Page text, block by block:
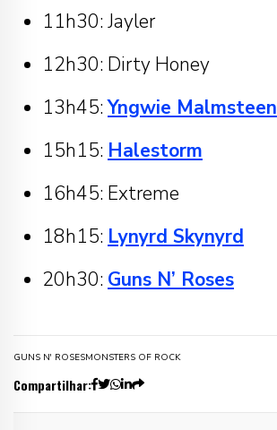
11h30: Jayler
12h30: Dirty Honey
13h45:Yngwie Malmsteen
15h15: Halestorm
16h45: Extreme
18h15: Lynyrd Skynyrd
20h30: Guns N’ Roses
GUNS N' ROSESMONSTERS OF ROCK
Compartilhar: